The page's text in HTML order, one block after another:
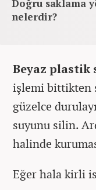
Doğru saklama
nelerdir?
Beyaz plastik
işlemi bittikten
güzelce
suyunu silin.
halinde
Eğer hala kirli